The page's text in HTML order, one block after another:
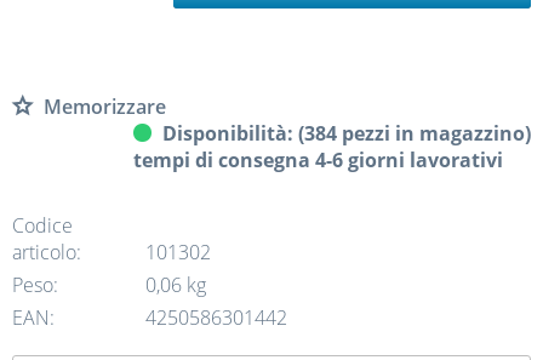
Memorizzare
Disponibilità: (384 pezzi in magazzino)
tempi di consegna 4-6 giorni lavorativi
Codice
articolo:
101302
Peso:
0,06 kg
EAN:
4250586301442